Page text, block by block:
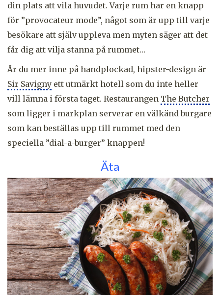
din plats att vila huvudet. Varje rum har en knapp
för ”provocateur mode”, något som är upp till varje
besökare att själv uppleva men myten säger att det
får dig att vilja stanna på rummet…
Är du mer inne på handplockad, hipster-design är
Sir Savigny ett utmärkt hotell som du inte heller
vill lämna i första taget. Restaurangen The Butcher
som ligger i markplan serverar en välkänd burgare
som kan beställas upp till rummet med den
speciella ”dial-a-burger” knappen!
Äta